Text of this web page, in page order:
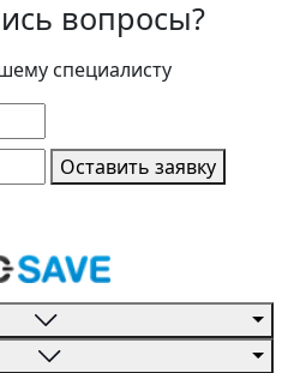
вопросы?
специалисту
Оставить заявку